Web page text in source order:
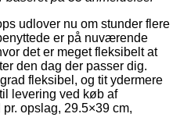
udlover nu om stunder flere
er på nuværende
det er meget fleksibelt at
den dag der passer dig.
fleksibel, og tit ydermere
levering ved køb af
opslag, 29.5×39 cm,